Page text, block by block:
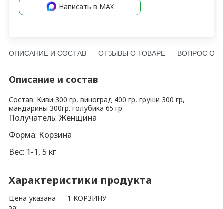
Написать в MAX
ОПИСАНИЕ И СОСТАВ ОТЗЫВЫ О ТОВАРЕ ВОПРОС О
Описание и состав
Состав: Киви 300 гр, виноград 400 гр, груши 300 гр,
мандарины 300гр. голубика 65 гр
Получатель: Женщина
Форма: Корзина
Вес: 1-1, 5 кг
Характеристики продукта
Цена указана
1 КОРЗИНУ